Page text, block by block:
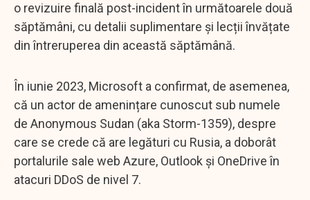
o revizuire finală post-incident în următoarele două
săptămâni, cu detalii suplimentare și lecții învățate
din întreruperea din această săptămână.
În iunie 2023, Microsoft a confirmat, de asemenea,
că un actor de amenințare cunoscut sub numele
de Anonymous Sudan (aka Storm-1359), despre
care se crede că are legături cu Rusia, a doborât
portalurile sale web Azure, Outlook și OneDrive în
atacuri DDoS de nivel 7.